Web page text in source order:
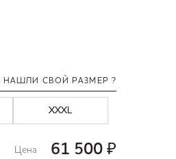
НАШЛИ СВОЙ РАЗМЕР ?
XXXL
Цена 61 500 ₽